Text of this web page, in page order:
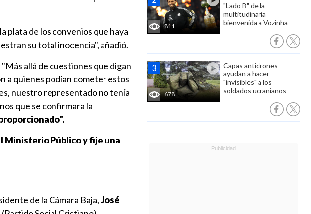
811
"Lado B" de la
multitudinaria
bienvenida a Vozinha
678
Capas antidrones
ayudan a hacer
"invisibles" a los
soldados ucranianos
plata de los convenios que haya
su total inocencia", añadió.
"Más allá de cuestiones que digan
a quienes podían cometer estos
nuestro representado no tenía
que se confirmara la
Ministerio Público y fije una
de la Cámara Baja,José